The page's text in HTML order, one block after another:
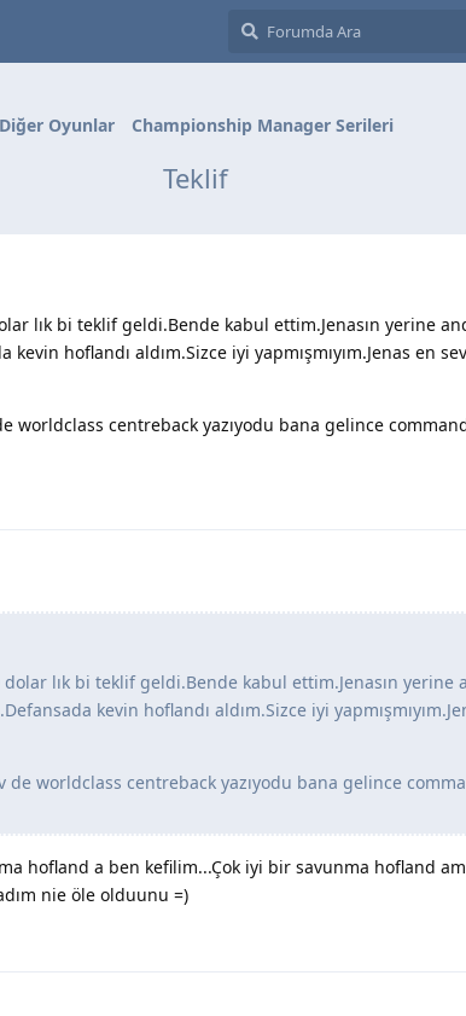
Diğer Oyunlar Championship Manager Serileri
Teklif
lık bi teklif geldi.Bende kabul ettim.Jenasın yerine
hoflandı aldım.Sizce iyi yapmışmıyım.Jenas en
worldclass centreback yazıyodu bana gelince
lık bi teklif geldi.Bende kabul ettim.Jenasın yerine
kevin hoflandı aldım.Sizce iyi
worldclass centreback yazıyodu bana gelince
hofland a ben kefilim...Çok iyi bir savunma hofland
nie öle olduunu =)